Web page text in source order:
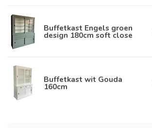
Buffetkast Engels groen
design 180cm soft close
Buffetkast wit Gouda
160cm